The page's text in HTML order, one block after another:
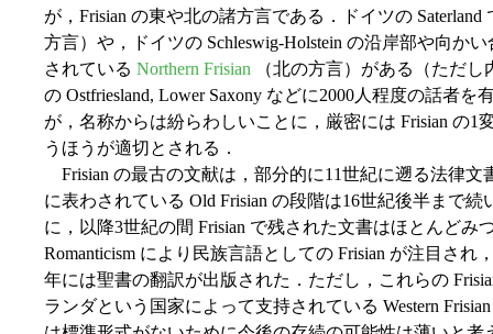
が，Frisian の東や北の諸方言である．ドイツの
方言）や，ドイツの Schleswig-Holstein の沿岸部や向か
されている Northern Frisian （北の方言）がある（ただ
の Ostfriesland, Lower Saxony などに2000人程度の話者を
が，名称からは紛らわしいことに，厳密には Frisian の1
うほうが適切とされる．
Frisian の最古の文献は，部分的に11世紀に遡る法律文
に表わされている Old Frisian の段階は16世紀後半まで
に，以降3世紀の間 Frisian で残された文書はほとんどみ
Romanticism により民族言語としての Frisian が注目され
年には聖書の翻訳が出版された．ただし，これらの
ランダという国家によって支持されている Western